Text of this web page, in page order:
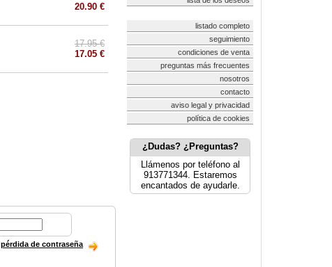
20.90 €
17.95 €
17.05 €
pérdida de contraseña
listado completo
seguimiento
condiciones de venta
preguntas más frecuentes
nosotros
contacto
aviso legal y privacidad
política de cookies
¿Dudas? ¿Preguntas?
Llámenos por teléfono al
913771344. Estaremos
encantados de ayudarle.